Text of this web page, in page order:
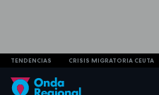
TENDENCIAS CRISIS MIGRATORIA CEUTA